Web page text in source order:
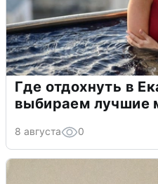
Где отдохнуть в
выбираем лучшие
8 августа 0